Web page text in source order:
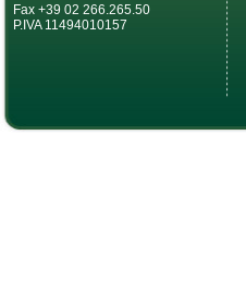
Fax +39 02 266.265.50
P.IVA 11494010157